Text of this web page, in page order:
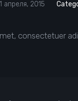
1 апреля, 2015
consectetuer